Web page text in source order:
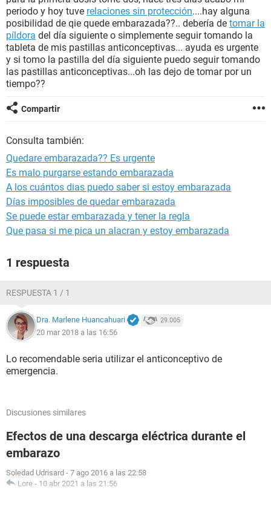
SEXUALIDAD
GLOSARIO
periodo y hoy tuve relaciones sin protección....hay alguna
posibilidad de qie quede embarazada??.. debería de tomar la
píldora del día siguiente o simplemente seguir tomando la
tableta de mis pastillas anticonceptivas... ayuda es urgente
y si tomo la pastilla del día siguiente puedo seguir tomando
las pastillas anticonceptivas...oh las dejo de tomar por un
tiempo??
Compartir
Consulta también:
Quedare embarazada?? Es urgente
Es malo purgarse estando embarazada
A los cuántos dias puedo saber si estoy embarazada
Días imposibles de quedar embarazada
Se puede estar embarazada y tener la regla
Que pasa si me pica un alacran y estoy embarazada
1 respuesta
RESPUESTA 1 / 1
Dra. Marlene Huancahuari 29.005
20 mar 2018 a las 16:56
Lo recomendable seria utilizar el anticonceptivo de
emergencia.
Discusiones similares
Efectos de una descarga eléctrica durante el
embarazo
Soledad Udrisard - 7 ago 2016 a las 22:58
Lore - 10 abr 2021 a las 21:56